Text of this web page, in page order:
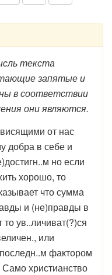
текста
запятые и
в соответствии
они являются.
от нас
добра в себе и
но если
хорошо, то
что сумма
и (не)правды в
ув..личиват(?)ся
или
фактором
христианство